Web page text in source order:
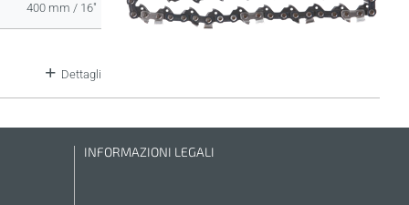
400 mm / 16"
Dettagli
INFORMAZIONI LEGALI